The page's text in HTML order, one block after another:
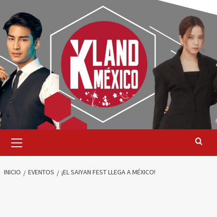
contenido
primario
INICIO EVENTOS ¡EL SAIYAN FEST LLEGA A MÉXICO!